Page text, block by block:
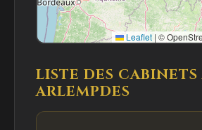
Leaflet | ©
LISTE DES CABINETS
ARLEMPDES